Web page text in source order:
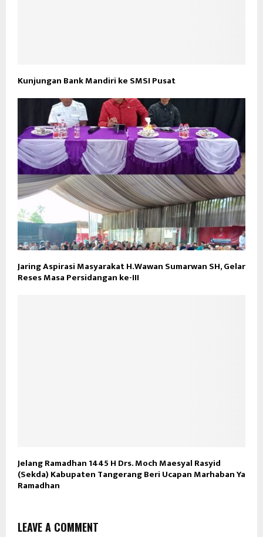
Kunjungan Bank Mandiri ke SMSI Pusat
Jaring Aspirasi Masyarakat H.Wawan Sumarwan SH, Gelar
Reses Masa Persidangan ke-III
Jelang Ramadhan 1445 H Drs. Moch Maesyal Rasyid
(Sekda) Kabupaten Tangerang Beri Ucapan Marhaban Ya
Ramadhan
LEAVE A COMMENT